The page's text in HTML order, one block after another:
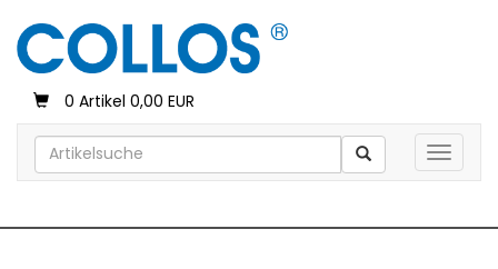
0 Artikel 0,00 EUR
Toggle